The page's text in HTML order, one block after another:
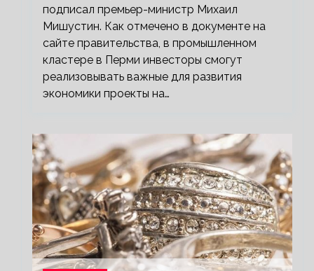
подписал премьер-министр Михаил
Мишустин. Как отмечено в документе на
сайте правительства, в промышленном
кластере в Перми инвесторы смогут
реализовывать важные для развития
экономики проекты на…